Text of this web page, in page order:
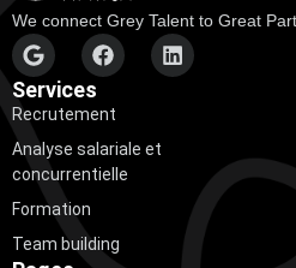
We connect Grey Talent to Great
Services
Recrutement
Analyse salariale et
concurrentielle
Formation
Team building